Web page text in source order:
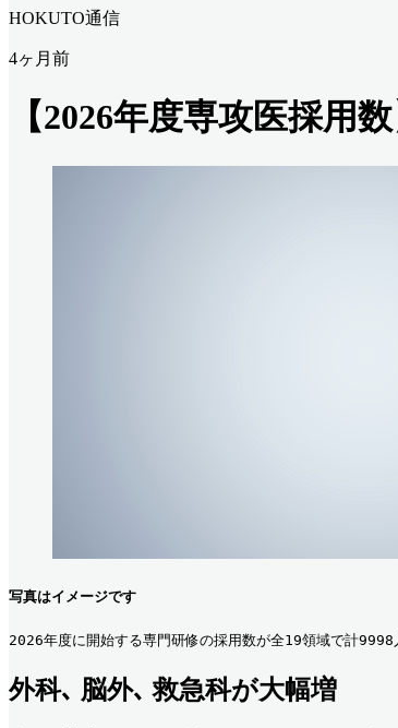
HOKUTO通信
4ヶ月前
【2026年度専攻医採用
写真はイメージです
2026年度に開始する専門研修の採用数が全19領域で計
外科､ 脳外､ 救急科が大幅増